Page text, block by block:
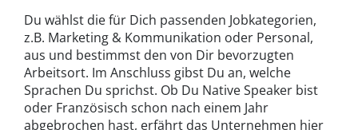
Du wählst die für Dich passenden Jobkategorien,
z.B. Marketing & Kommunikation oder Personal,
aus und bestimmst den von Dir bevorzugten
Arbeitsort. Im Anschluss gibst Du an, welche
Sprachen Du sprichst. Ob Du Native Speaker bist
oder Französisch schon nach einem Jahr
abgebrochen hast, erfährt das Unternehmen hier